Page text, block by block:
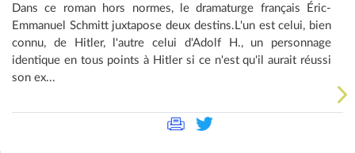
Dans ce roman hors normes, le dramaturge français Éric-
Emmanuel Schmitt juxtapose deux destins.L'un est celui, bien
connu, de Hitler, l'autre celui d'Adolf H., un personnage
identique en tous points à Hitler si ce n'est qu'il aurait réussi
son ex...